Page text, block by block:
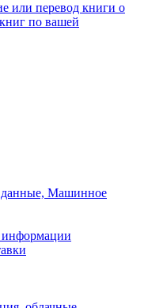
или перевод книги о
по вашей
данные, Машинное
информации